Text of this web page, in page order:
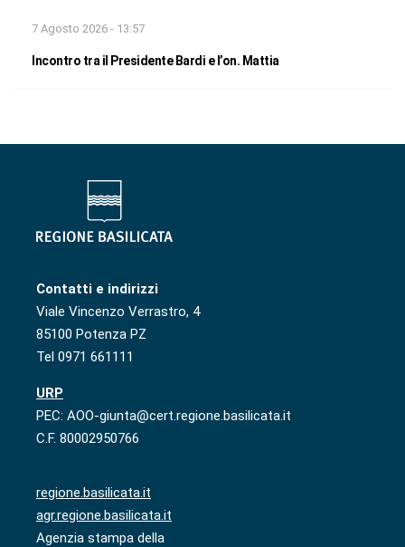
7 Agosto 2026 - 13:57
Incontro tra il Presidente Bardi e l’on. Mattia
Contatti e indirizzi
Viale Vincenzo Verrastro, 4
85100 Potenza PZ
Tel 0971 661111
URP
PEC: AOO-giunta@cert.regione.basilicata.it
C.F. 80002950766
regione.basilicata.it
agr.regione.basilicata.it
Agenzia stampa della